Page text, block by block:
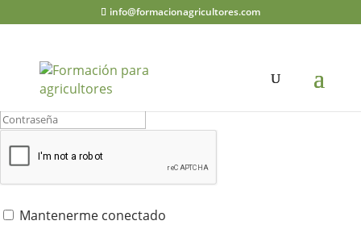
info@formacionagricultores.com
¡Hola, bienvenido de nuevo!
Mantenerme conectado